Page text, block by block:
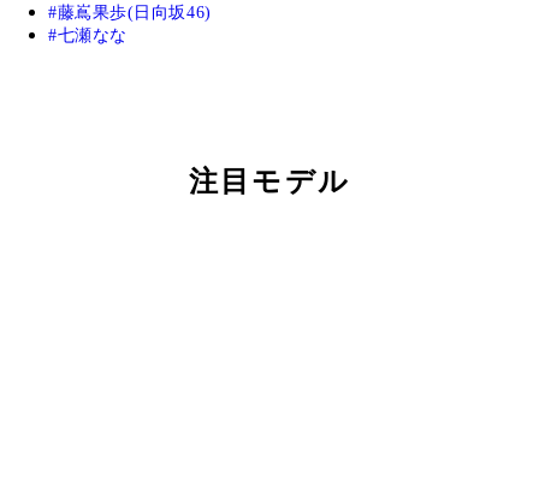
藤嶌果歩(日向坂46)
七瀬なな
注目モデル